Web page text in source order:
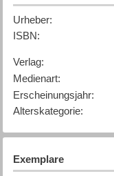
Urheber:
ISBN:
Verlag:
Medienart:
Erscheinungsjahr:
Alterskategorie:
Exemplare